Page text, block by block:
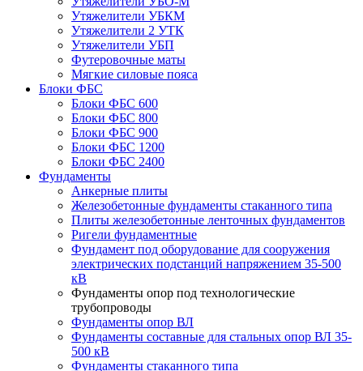
Утяжелители УБКМ
Утяжелители 2 УТК
Утяжелители УБП
Футеровочные маты
Мягкие силовые пояса
Блоки ФБС
Блоки ФБС 600
Блоки ФБС 800
Блоки ФБС 900
Блоки ФБС 1200
Блоки ФБС 2400
Фундаменты
Анкерные плиты
Железобетонные фундаменты стаканного типа
Плиты железобетонные ленточных фундаментов
Ригели фундаментные
Фундамент под оборудование для сооружения
электрических подстанций напряжением 35-500
кВ
Фундаменты опор под технологические
трубопроводы
Фундаменты опор ВЛ
Фундаменты составные для стальных опор ВЛ 35-
500 кВ
Фундаменты стаканного типа